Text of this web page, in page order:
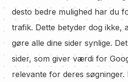
desto bedre mulighed har du
trafik. Dette betyder dog ikke,
gøre alle dine sider synlige.
sider, som giver værdi for
relevante for deres søgninger.